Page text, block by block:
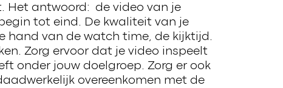
Het antwoord: de video van je
tot eind. De kwaliteit van je
hand van de watch time, de kijktijd.
Zorg ervoor dat je video inspeelt
onder jouw doelgroep. Zorg er ook
overeenkomen met de